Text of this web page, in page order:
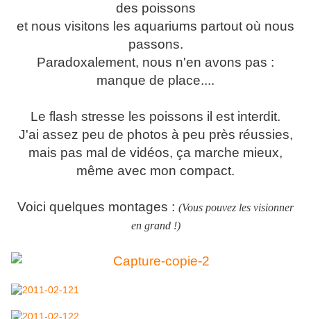
des poissons
et nous visitons les aquariums partout où nous
passons.
Paradoxalement, nous n'en avons pas :
manque de place....
Le flash stresse les poissons il est interdit.
J'ai assez peu de photos à peu près réussies,
mais pas mal de vidéos, ça marche mieux,
même avec mon compact.
Voici quelques montages : (Vous pouvez les visionner
en grand !)